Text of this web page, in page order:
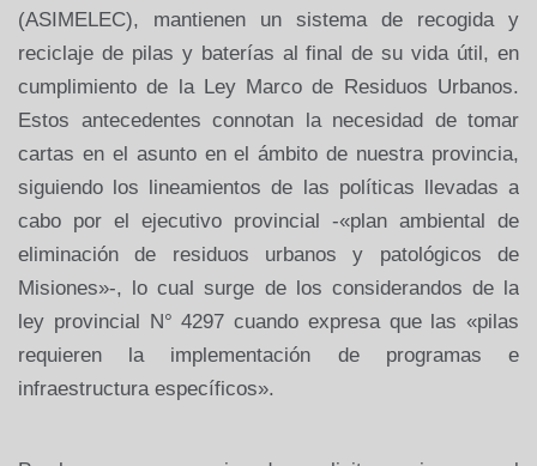
(ASIMELEC), mantienen un sistema de recogida y
reciclaje de pilas y baterías al final de su vida útil, en
cumplimiento de la Ley Marco de Residuos Urbanos.
Estos antecedentes connotan la necesidad de tomar
cartas en el asunto en el ámbito de nuestra provincia,
siguiendo los lineamientos de las políticas llevadas a
cabo por el ejecutivo provincial -«plan ambiental de
eliminación de residuos urbanos y patológicos de
Misiones»-, lo cual surge de los considerandos de la
ley provincial N° 4297 cuando expresa que las «pilas
requieren la implementación de programas e
infraestructura específicos».